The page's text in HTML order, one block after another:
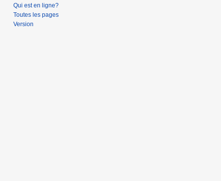
Qui est en ligne?
Toutes les pages
Version